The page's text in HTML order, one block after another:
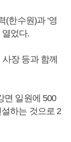
(한수원)과 ‘영
열었다.
사장 등과 함께
면 일원에 500
하는 것으로 2